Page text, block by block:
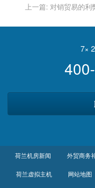
上一篇: 对销贸易的利
7×
荷兰机房新闻 外贸商务
荷兰虚拟主机 网站地图